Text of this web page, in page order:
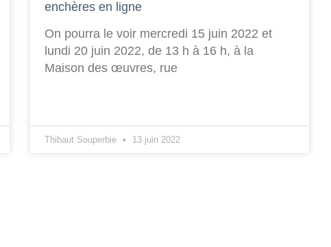
enchères en ligne
On pourra le voir mercredi 15 juin 2022 et
lundi 20 juin 2022, de 13 h à 16 h, à la
Maison des œuvres, rue
Thibaut Souperbie 13 juin 2022